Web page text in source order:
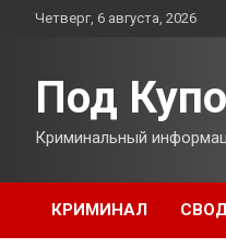
ПерейтиЧетверг, 6 августа, 2026
Под
Криминальный
КРИМИНАЛ